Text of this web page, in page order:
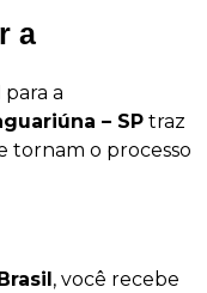
a
para a
– SP traz
tornam o processo
, você recebe